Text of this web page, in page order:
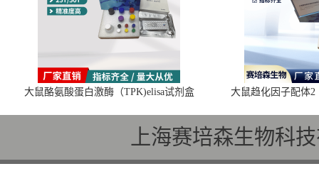
大鼠酪氨酸蛋白激酶（TPK)elisa试剂盒 大鼠趋化因子配体2
上海赛培森生物科